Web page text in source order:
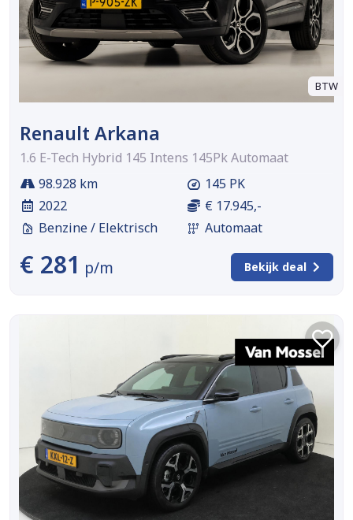
BTW
Renault Arkana
1.6 E-Tech Hybrid 145 Intens 145Pk Automaat
98.928 km
2022
Benzine / Elektrisch
145 PK
€ 17.945,-
Automaat
€ 281 p/m Bekijk deal